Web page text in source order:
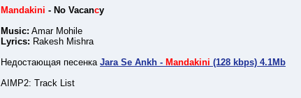
Mandakini - No Vacancy
Music: Amar Mohile
Lyrics: Rakesh Mishra
Недостающая песенка Jara Se Ankh - Mandakini (128 kbps) 4.1Mb
AIMP2: Track List